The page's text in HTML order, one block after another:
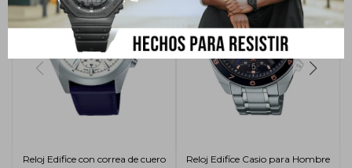
Reloj Edifice con correa de cuero
Reloj Edifice Casio para Hombre